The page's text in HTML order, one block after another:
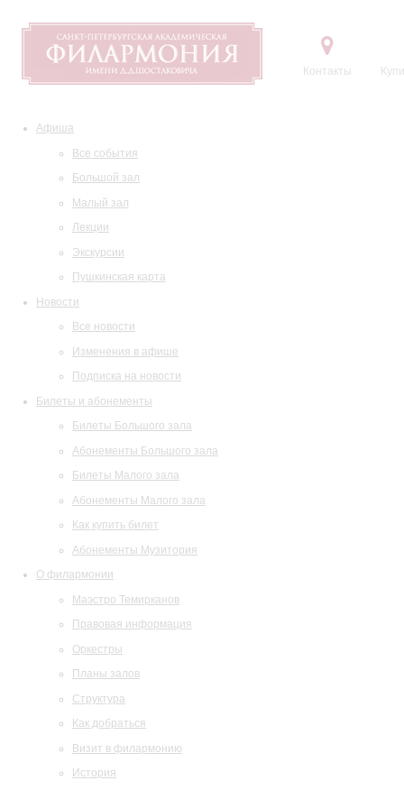
Контакты
Афиша
Все события
Большой зал
Малый зал
Лекции
Экскурсии
Пушкинская карта
Новости
Все новости
Изменения в афише
Подписка на новости
Билеты и абонементы
Билеты Большого зала
Абонементы Большого зала
Билеты Малого зала
Абонементы Малого зала
Как купить билет
Абонементы Музитория
О филармонии
Маэстро Темирканов
Правовая информация
Оркестры
Планы залов
Структура
Как добраться
Визит в филармонию
История